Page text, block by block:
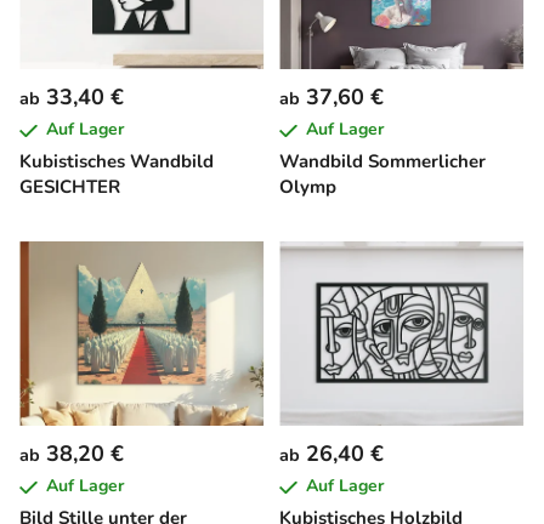
Kubistisches Wandbild
GESICHTER
ab 33,40 €
Auf Lager
Wandbild Sommerlicher
Olymp
ab 37,60 €
Auf Lager
Bild Stille unter der
ab 38,20 €
Auf Lager
Kubistisches Holzbild
ab 26,40 €
Auf Lager